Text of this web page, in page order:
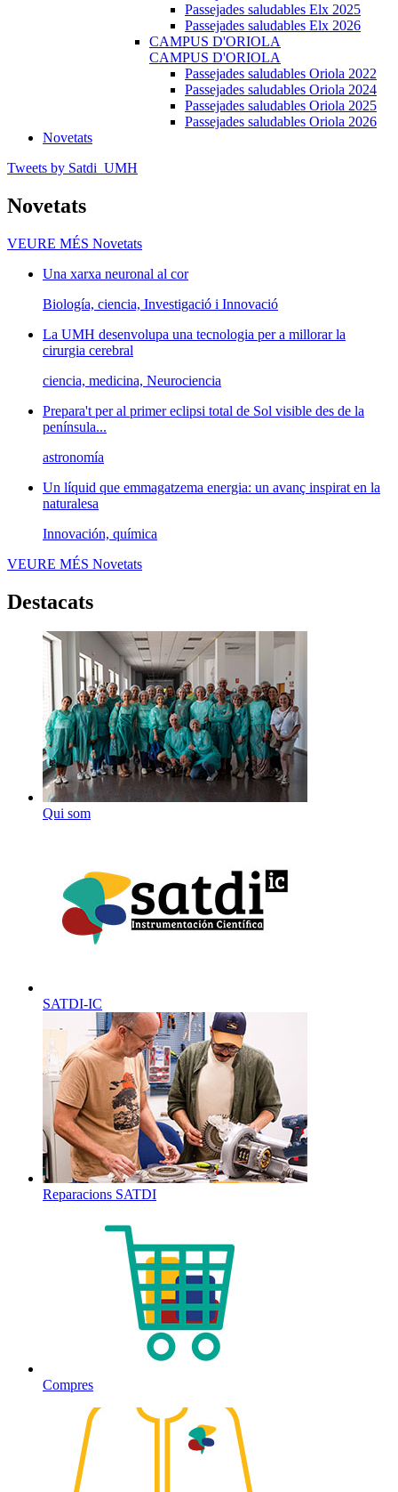
Passejades saludables Elx 2025
Passejades saludables Elx 2026
CAMPUS D'ORIOLA
CAMPUS D'ORIOLA
Passejades saludables Oriola 2022
Passejades saludables Oriola 2024
Passejades saludables Oriola 2025
Passejades saludables Oriola 2026
Novetats
Tweets by Satdi_UMH
Novetats
VEURE MÉS Novetats
Una xarxa neuronal al cor
Biología, ciencia, Investigació i Innovació
La UMH desenvolupa una tecnologia per a millorar la
cirurgia cerebral
ciencia, medicina, Neurociencia
Prepara't per al primer eclipsi total de Sol visible des de la
península...
astronomía
Un líquid que emmagatzema energia: un avanç inspirat en la
naturalesa
Innovación, química
VEURE MÉS Novetats
Destacats
Qui som
SATDI-IC
Reparacions SATDI
Compres